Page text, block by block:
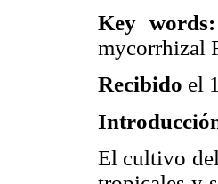
Key words:
mycorrhizal
Recibido el
El cultivo